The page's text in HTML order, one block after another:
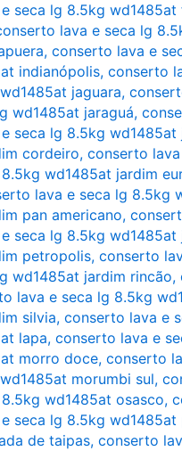
seca lg 8.5kg wd1485at
lava e seca lg
, conserto lava e
indianópolis, conserto
jaguara,
wd1485at jaraguá,
seca lg 8.5kg wd1485at
cordeiro, conserto
wd1485at jardim
lava e seca lg 8.5kg
pan americano,
seca lg 8.5kg wd1485at
petropolis, conserto
wd1485at jardim rincão,
lava e seca lg 8.5kg
silvia, conserto lava e
lapa, conserto lava e
morro doce, conserto
morumbi sul,
wd1485at osasco,
seca lg 8.5kg wd1485at
de taipas, conserto